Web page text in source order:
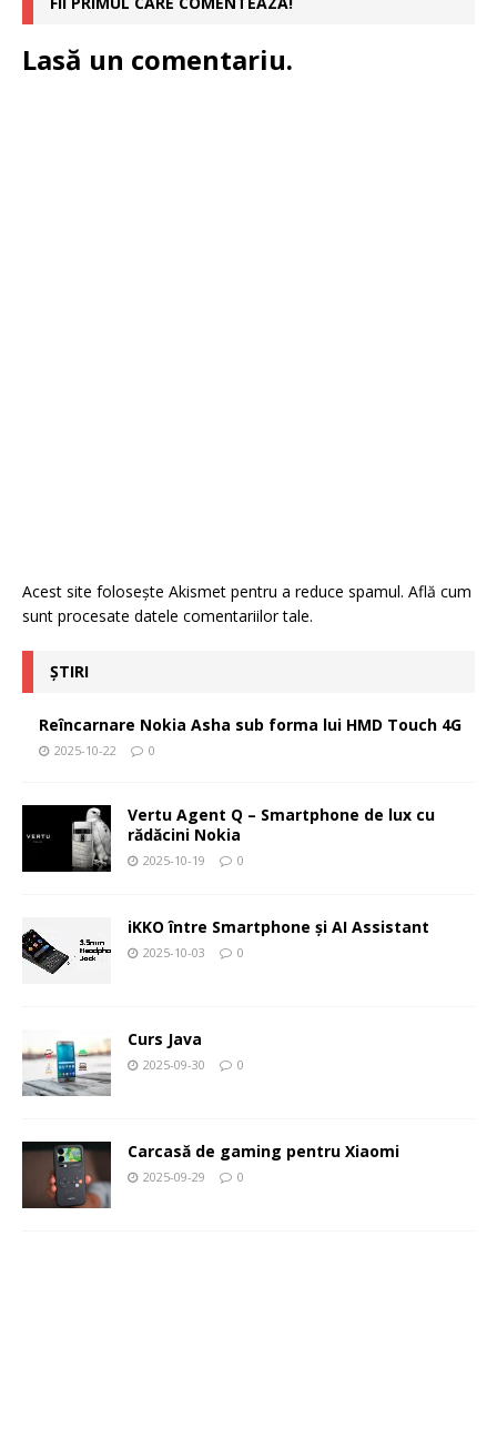
Lasă un comentariu.
Acest site folosește Akismet pentru a reduce spamul. Află cum
sunt procesate datele comentariilor tale.
ȘTIRI
Reîncarnare Nokia Asha sub forma lui HMD Touch 4G
2025-10-22 0
Vertu Agent Q – Smartphone de lux cu
rădăcini Nokia
2025-10-19 0
iKKO între Smartphone și AI Assistant
2025-10-03 0
Curs Java
2025-09-30 0
Carcasă de gaming pentru Xiaomi
2025-09-29 0